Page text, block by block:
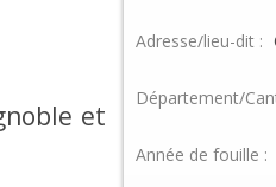
et
Adresse/lieu-dit :
Département/
Année de fouille :